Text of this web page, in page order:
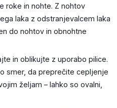
roke in nohte. Z nohtov
laka z odstranjevalcem laka
do nohtov in obnohtne
in oblikujte z uporabo pilice.
smer, da preprečite cepljenje
željam – lahko so ovalni,